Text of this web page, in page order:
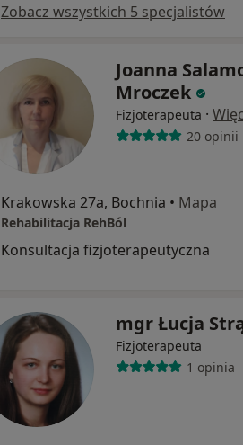
Zobacz wszystkich 5 specjalistów
Joanna
Mroczek
Fizjoterapeuta ·
20 opinii
Krakowska 27a, Bochnia • Mapa
Rehabilitacja RehBól
Konsultacja fizjoterapeutyczna
mgr Łucja
Fizjoterapeuta
1 opinia